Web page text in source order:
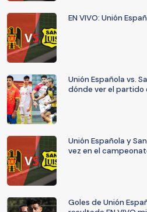
EN VIVO: Unión
Unión Española vs.
dónde ver el partido
Unión Española y
vez en el
Goles de Unión